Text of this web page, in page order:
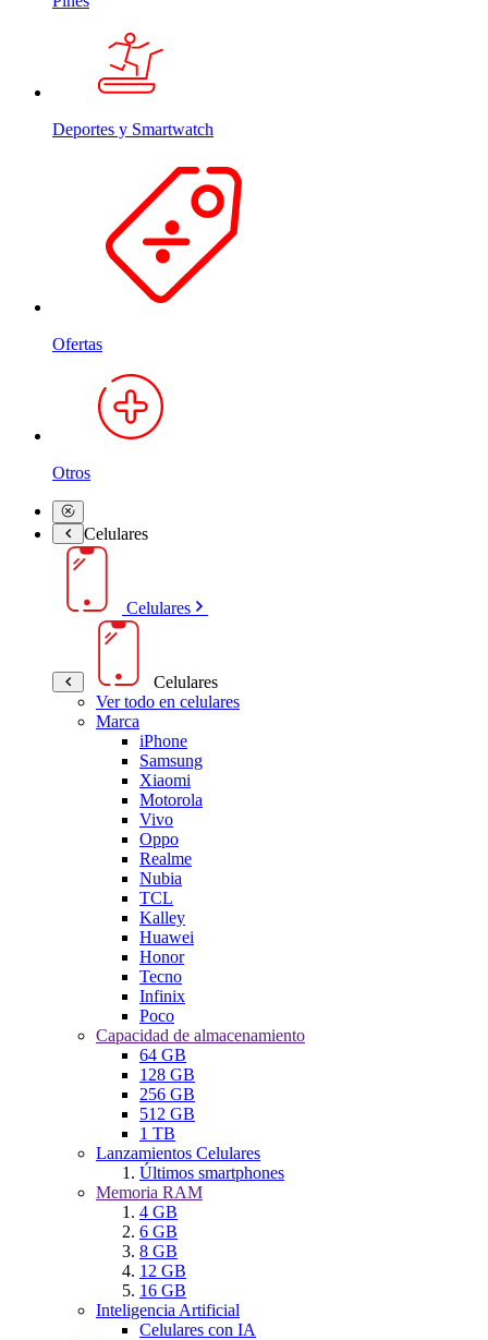
Deportes y Smartwatch
Ofertas
Otros
Celulares
Celulares
Celulares
Ver todo en celulares
Marca
iPhone
Samsung
Xiaomi
Motorola
Vivo
Oppo
Realme
Nubia
TCL
Kalley
Huawei
Honor
Tecno
Infinix
Poco
Capacidad de almacenamiento
64 GB
128 GB
256 GB
512 GB
1 TB
Lanzamientos Celulares
Últimos smartphones
Memoria RAM
4 GB
6 GB
8 GB
12 GB
16 GB
Inteligencia Artificial
Celulares con IA